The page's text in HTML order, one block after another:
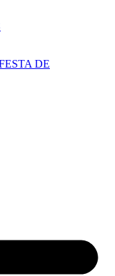
DE